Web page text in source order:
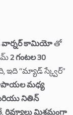
వార్నర్ కామియోతో
2 గంటల 30
ఇది “మ్యాడ్ స్క్వేర్”
రూపాయల మధ్య
నితిన్